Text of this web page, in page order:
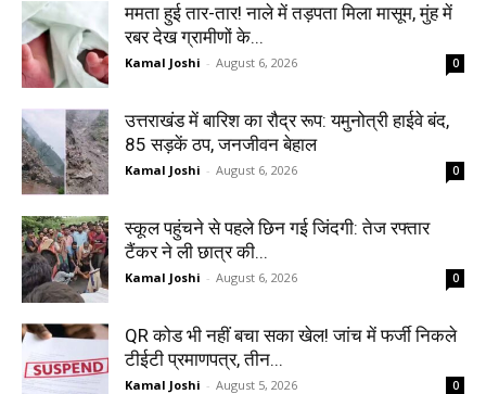
ममता हुई तार-तार! नाले में तड़पता मिला मासूम, मुंह में
रबर देख ग्रामीणों के...
Kamal Joshi - August 6, 2026 0
उत्तराखंड में बारिश का रौद्र रूप: यमुनोत्री हाईवे बंद,
85 सड़कें ठप, जनजीवन बेहाल
Kamal Joshi - August 6, 2026 0
स्कूल पहुंचने से पहले छिन गई जिंदगी: तेज रफ्तार
टैंकर ने ली छात्र की...
Kamal Joshi - August 6, 2026 0
QR कोड भी नहीं बचा सका खेल! जांच में फर्जी निकले
टीईटी प्रमाणपत्र, तीन...
Kamal Joshi - August 5, 2026 0